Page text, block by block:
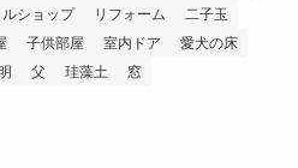
ルショップ リフォーム
二子玉
子供部屋 室内ドア
愛犬の床
父 珪藻土
窓